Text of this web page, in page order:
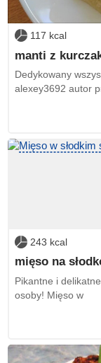
117 kcal
manti z
Dedykowany
alexey3692 autor
243 kcal
mięso na
Pikantne i
osoby! Mięso w